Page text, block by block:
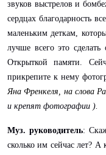
звуков выстрелов и
сердцах благодарность
маленьким деткам,
лучше всего это
Открыткой памяти.
прикрепите к нему
Яна Френкеля, на слова
и крепят фотографии ).
Муз. руководитель:
сколько им сейчас лет? А